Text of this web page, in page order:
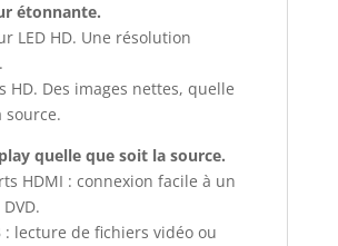
étonnante.
LED HD. Une résolution
HD. Des images nettes, quelle
source.
quelle que soit la source.
HDMI : connexion facile à un
: lecture de fichiers vidéo ou